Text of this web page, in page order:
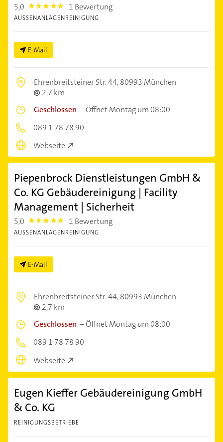
5,0 5.0 1 Bewertung
AUSSENANLAGENREINIGUNG
E-Mail
Ehrenbreitsteiner Str. 44,80993 München
2,7 km
Geschlossen –Öffnet Montag um 08:00
089 1 78 78 90
Webseite
Piepenbrock Dienstleistungen GmbH &
Co. KG Gebäudereinigung | Facility
Management | Sicherheit
5,0 5.0 1 Bewertung
AUSSENANLAGENREINIGUNG
E-Mail
Ehrenbreitsteiner Str. 44,80993 München
2,7 km
Geschlossen –Öffnet Montag um 08:00
089 1 78 78 90
Webseite
Eugen Kieffer Gebäudereinigung GmbH
& Co. KG
REINIGUNGSBETRIEBE